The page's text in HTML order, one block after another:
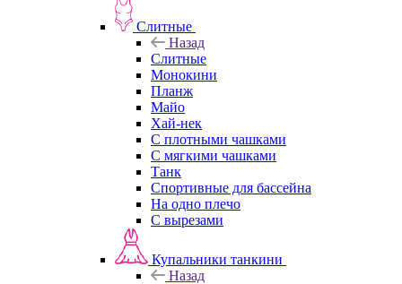
Слитные
Назад
Слитные
Монокини
Планж
Майо
Хай-нек
С плотными чашками
С мягкими чашками
Танк
Спортивные для бассейна
На одно плечо
С вырезами
Купальники танкини
Назад